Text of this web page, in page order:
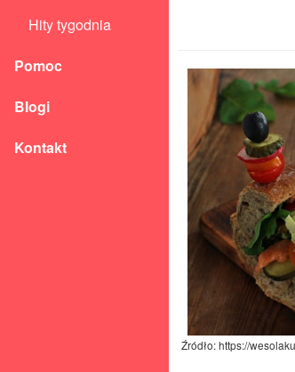
Hity tygodnia
Pomoc
Blogi
Kontakt
Źródło: https://